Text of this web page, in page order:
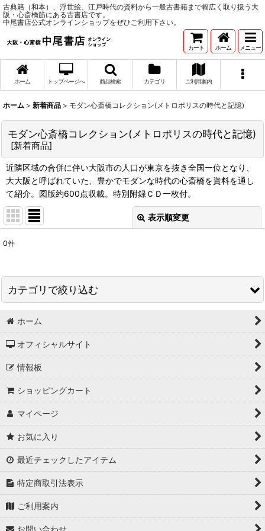
古典籍（和本）、浮世絵、江戸時代の資料から一般古書籍まで幅広く取り扱う大
阪・心斎橋筋にある古書店です。
中尾書店公式オンラインショップをぜひご利用下さい。
カート ホーム メニュー
ホーム トップページへ 商品検索 カテゴリ ご利用案内
ホーム > 新着商品 > モダン心斎橋コレクション(メトロポリスの時代と記憶)
モダン心斎橋コレクション(メトロポリスの時代と記憶)
[新着商品]
近隣区域の合併に伴い大阪市の人口が東京を抜き全国一位となり、
大大阪と呼ばれていた、豊かでモダンな時代の心斎橋を資料を通し
て紹介。図版約600点収載。特別附録ＣＤ一枚付。
表示順変更
サブカテゴリ
表示数
並び順:
0件
カテゴリで絞り込む
モダン心斎橋コレクション(メトロポリスの時代と記憶) (全商品)
モダン心斎橋コレクション(メトロポリスの時代と記憶)
ホーム
オフィシャルサイト
情報板
ショッピングカート
マイページ
お気に入り
最近チェックしたアイテム
特定商取引法表示
ご利用案内
お問い合わせ